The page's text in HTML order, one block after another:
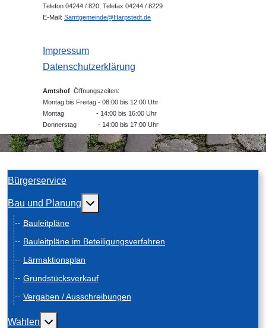
Telefon 04244 / 820, Telefax 04244 / 8229
E-Mail: Samtgemeinde@Harpstedt.de
Impressum
Datenschutzerklärung
Amtshof Öffnungszeiten:
Montag bis Freitag - 08:00 bis 12:00 Uhr
Montag - 14:00 bis 16:00 Uhr
Donnerstag - 14:00 bis 17:00 Uhr
Bürgerservice
Bau und Planung Weitere Informationen: Bau und Planung
Bauleitpläne
Bauleitpläne im Beteiligungsverfahren
Lärmaktionsplan
Grundstücksverkauf
Vergaben / Ausschreibungen
Wahlen Weitere Informationen: Wahlen